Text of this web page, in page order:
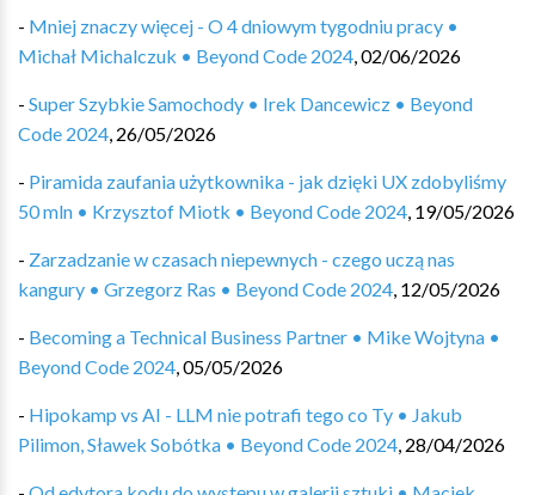
- Mniej znaczy więcej - O 4 dniowym tygodniu pracy •
Michał Michalczuk • Beyond Code 2024,02/06/2026
- Super Szybkie Samochody • Irek Dancewicz • Beyond
Code 2024, 26/05/2026
- Piramida zaufania użytkownika - jak dzięki UX zdobyliśmy
50 mln • Krzysztof Miotk • Beyond Code 2024, 19/05/2026
- Zarzadzanie w czasach niepewnych - czego uczą nas
kangury • Grzegorz Ras • Beyond Code 2024, 12/05/2026
- Becoming a Technical Business Partner • Mike Wojtyna •
Beyond Code 2024,05/05/2026
- Hipokamp vs AI - LLM nie potrafi tego co Ty • Jakub
Pilimon, Sławek Sobótka • Beyond Code 2024, 28/04/2026